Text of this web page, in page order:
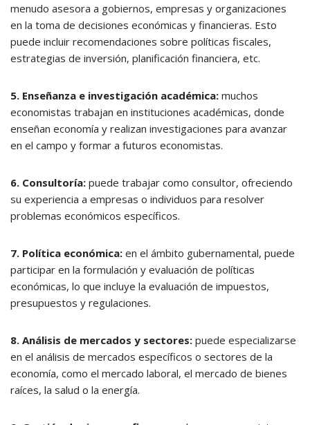
menudo asesora a gobiernos, empresas y organizaciones
en la toma de decisiones económicas y financieras. Esto
puede incluir recomendaciones sobre políticas fiscales,
estrategias de inversión, planificación financiera, etc.
5. Enseñanza e investigación académica: muchos
economistas trabajan en instituciones académicas, donde
enseñan economía y realizan investigaciones para avanzar
en el campo y formar a futuros economistas.
6. Consultoría: puede trabajar como consultor, ofreciendo
su experiencia a empresas o individuos para resolver
problemas económicos específicos.
7. Política económica: en el ámbito gubernamental, puede
participar en la formulación y evaluación de políticas
económicas, lo que incluye la evaluación de impuestos,
presupuestos y regulaciones.
8. Análisis de mercados y sectores: puede especializarse
en el análisis de mercados específicos o sectores de la
economía, como el mercado laboral, el mercado de bienes
raíces, la salud o la energía.